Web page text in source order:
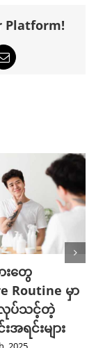
Platform!
Email
ာ သွားရောက်
အကောင်း
( 5 ) ခု
2025